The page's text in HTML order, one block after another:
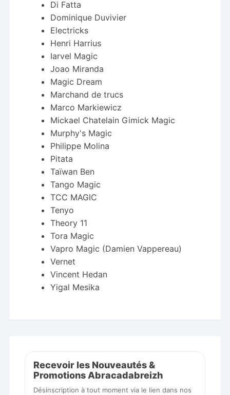
Di Fatta
Dominique Duvivier
Electricks
Henri Harrius
Iarvel Magic
Joao Miranda
Magic Dream
Marchand de trucs
Marco Markiewicz
Mickael Chatelain Gimick Magic
Murphy's Magic
Philippe Molina
Pitata
Taïwan Ben
Tango Magic
TCC MAGIC
Tenyo
Theory 11
Tora Magic
Vapro Magic (Damien Vappereau)
Vernet
Vincent Hedan
Yigal Mesika
Recevoir les Nouveautés &
Promotions Abracadabreizh
Désinscription à tout moment via le lien dans nos